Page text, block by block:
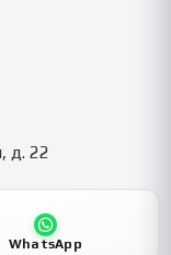
д. 22
WhatsApp